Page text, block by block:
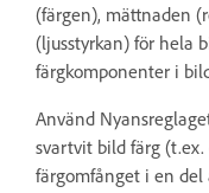
(färgen), mättnaden
(ljusstyrkan) för hela
färgkomponenter i
Använd
svartvit bild färg
färgomfånget i en del